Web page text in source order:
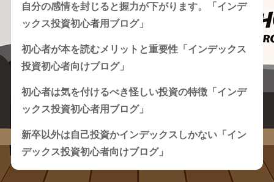
自分の感情を封じると握力が下がります。「インデ
ックス投資初心者用ブログ」
初心者が本を読むメリットと重要性「インデックス
投資初心者向けブログ」
初心者は気を付けるべき怪しい投資の特徴「インデ
ックス投資初心者用ブログ」
新卒以外は自己投資かインデックスしかない「イン
デックス投資初心者向けブログ」